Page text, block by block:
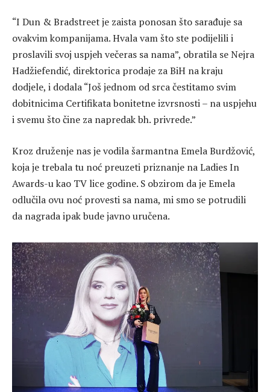
“I Dun & Bradstreet je zaista ponosan što sarađuje sa
ovakvim kompanijama. Hvala vam što ste podijelili i
proslavili svoj uspjeh večeras sa nama”, obratila se Nejra
Hadžiefendić, direktorica prodaje za BiH na kraju
dodjele, i dodala “Još jednom od srca čestitamo svim
dobitnicima Certifikata bonitetne izvrsnosti – na uspjehu
i svemu što čine za napredak bh. privrede.”
Kroz druženje nas je vodila šarmantna Emela Burdžović,
koja je trebala tu noć preuzeti priznanje na Ladies In
Awards-u kao TV lice godine. S obzirom da je Emela
odlučila ovu noć provesti sa nama, mi smo se potrudili
da nagrada ipak bude javno uručena.